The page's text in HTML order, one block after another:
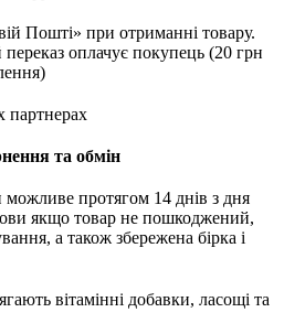
Пошті» при отриманні товару.
оплачує покупець (20 грн
партнерах
та обмін
протягом 14 днів з дня
якщо товар не пошкоджений,
а також збережена бірка і
вітамінні добавки, ласощі та